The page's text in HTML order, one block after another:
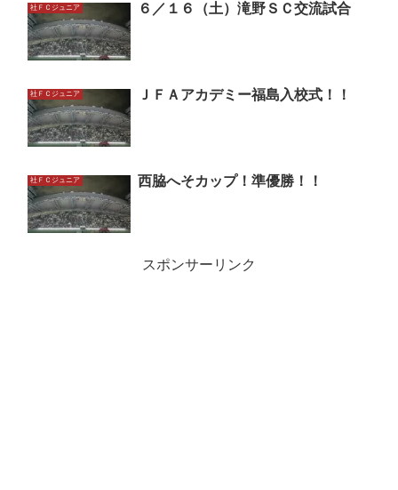
社ＦＣジュニア ６／１６（土）滝野ＳＣ交流試合
社ＦＣジュニア ＪＦＡアカデミー福島入校式！！
社ＦＣジュニア 西脇へそカップ！準優勝！！
スポンサーリンク